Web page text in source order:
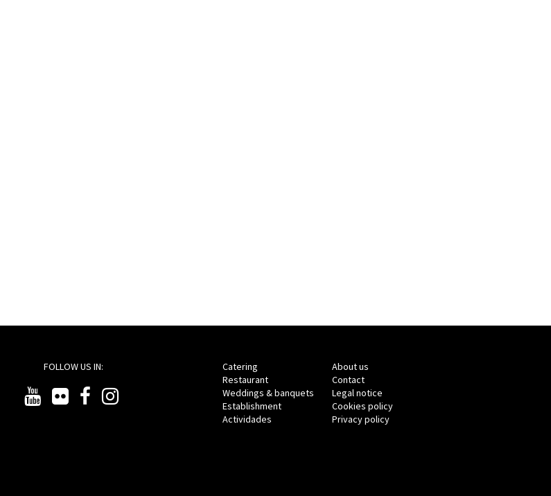
FOLLOW US IN:
Catering
Restaurant
Weddings & banquets
Establishment
Actividades
About us
Contact
Legal notice
Cookies policy
Privacy policy